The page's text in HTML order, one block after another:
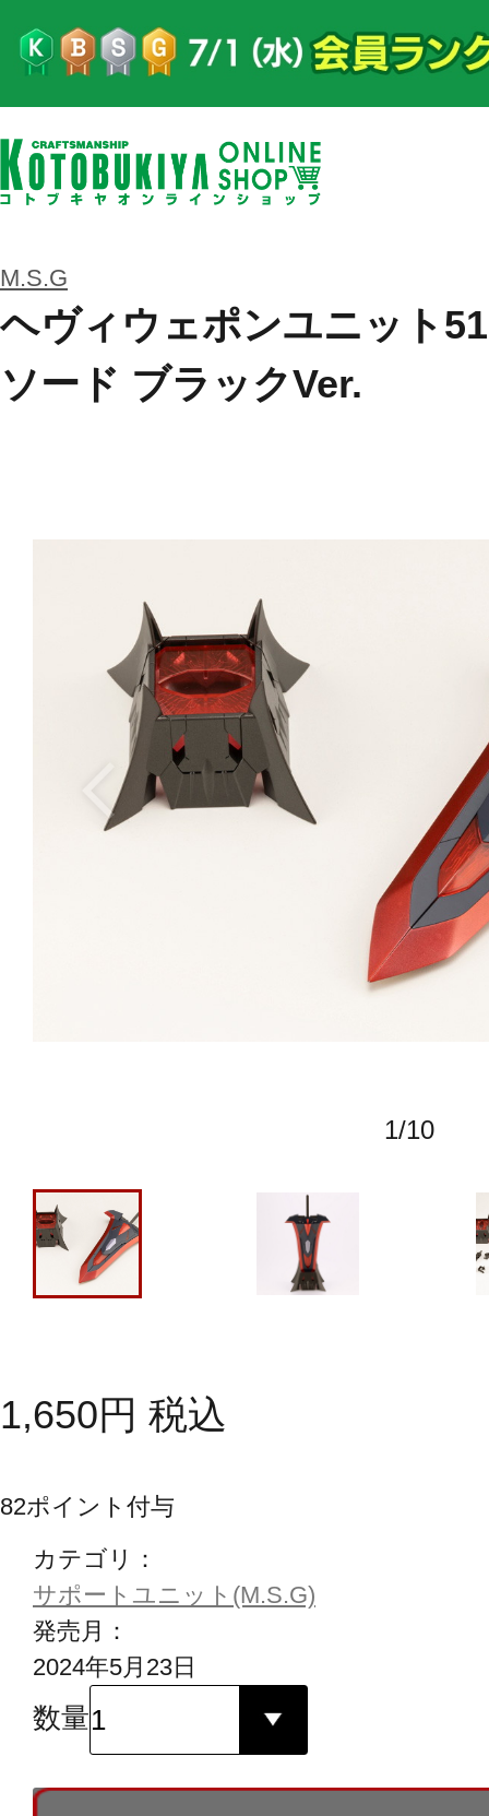
M.S.G
ヘヴィウェポンユニット
ソード ブラックVer.
1/10
1,650円 税込
82ポイント付与
カテゴリ：
サポートユニット(M.S.G)
発売月：
2024年5月23日
数量